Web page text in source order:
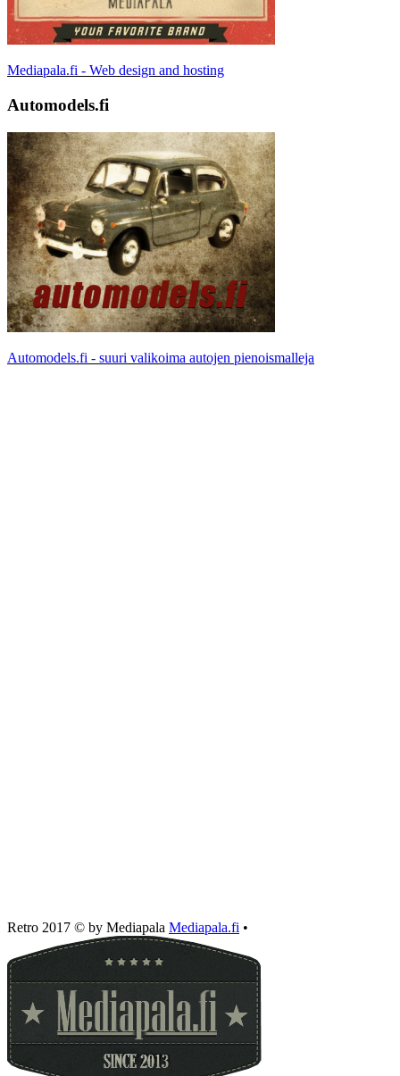
Mediapala.fi - Web design and hosting
Automodels.fi
Automodels.fi - suuri valikoima autojen pienoismalleja
Retro 2017 © by Mediapala Mediapala.fi •